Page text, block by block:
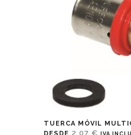
TUERCA MÓVIL
DESDE 2,07 € IVA